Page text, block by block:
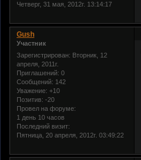
Четверг, 31 мая, 2012г. 13:14:17
Gush
Участник
Зарегистрирован: Вторник, 12
апреля, 2011г.
Приглашений: 0
Сообщений: 142
Уважение: +10
Позитив: -20
Провел на форуме:
1 день 10 часов
Последний визит:
Пятница, 20 апреля, 2012г. 03:49:22